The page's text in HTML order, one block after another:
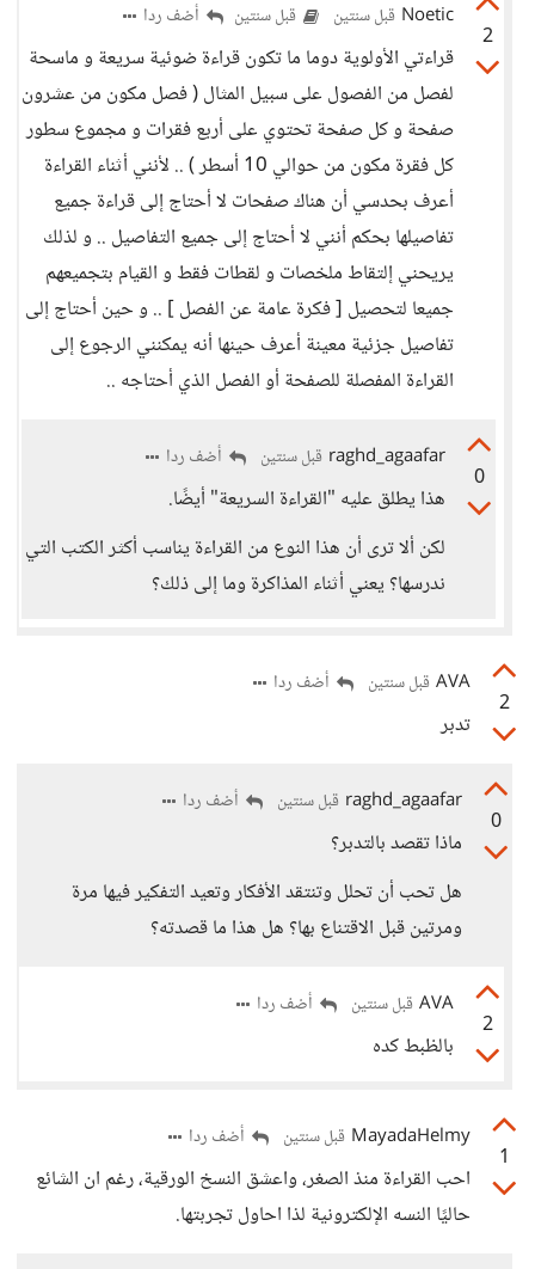
2
Noetic قبل سنتين قبل سنتين أضف ردا
قراءتي الأولوية دوما ما تكون قراءة ضوئية سريعة و ماسحة
لفصل من الفصول على سبيل المثال ( فصل مكون من عشرون
صفحة و كل صفحة تحتوي على أربع فقرات و مجموع سطور
كل فقرة مكون من حوالي 10 أسطر ) .. لأنني أثناء القراءة
أعرف بحدسي أن هناك صفحات لا أحتاج إلى قراءة جميع
تفاصيلها بحكم أنني لا أحتاج إلى جميع التفاصيل .. و لذلك
يريحني إلتقاط ملخصات و لقطات فقط و القيام بتجميعهم
جميعا لتحصيل [ فكرة عامة عن الفصل ] .. و حين أحتاج إلى
تفاصيل جزئية معينة أعرف حينها أنه يمكنني الرجوع إلى
القراءة المفصلة للصفحة أو الفصل الذي أحتاجه ..
0
raghd_agaafar قبل سنتين أضف ردا
هذا يطلق عليه "القراءة السريعة" أيضًا.
لكن ألا ترى أن هذا النوع من القراءة يناسب أكثر الكتب التي
ندرسها؟ يعني أثناء المذاكرة وما إلى ذلك؟
2
AVA قبل سنتين أضف ردا
تدبر
0
raghd_agaafar قبل سنتين أضف ردا
ماذا تقصد بالتدبر؟
هل تحب أن تحلل وتنتقد الأفكار وتعيد التفكير فيها مرة
ومرتين قبل الاقتناع بها؟ هل هذا ما قصدته؟
2
AVA قبل سنتين أضف ردا
بالظبط كده
1
MayadaHelmy قبل سنتين أضف ردا
احب القراءة منذ الصغر، واعشق النسخ الورقية، رغم ان الشائع
حاليًا النسه الإلكترونية لذا احاول تجربتها.